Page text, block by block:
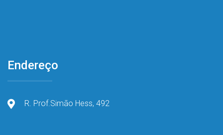
Endereço
R. Prof.Simão Hess, 492